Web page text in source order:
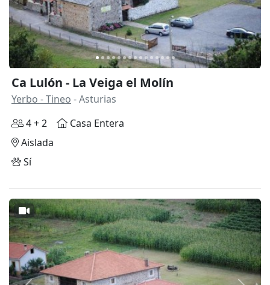
Ca Lulón - La Veiga el Molín
Yerbo - Tineo - Asturias
4 + 2
Casa Entera
Aislada
Sí